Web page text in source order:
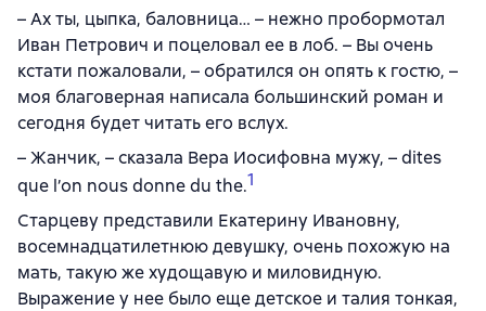
– Ах ты, цыпка, баловница… – нежно пробормотал
Иван Петрович и поцеловал ее в лоб. – Вы очень
кстати пожаловали, – обратился он опять к гостю, –
моя благоверная написала большинский роман и
сегодня будет читать его вслух.
– Жанчик, – сказала Вера Иосифовна мужу, – dites
que l’on nous donne du thе.1
Старцеву представили Екатерину Ивановну,
восемнадцатилетнюю девушку, очень похожую на
мать, такую же худощавую и миловидную.
Выражение у нее было еще детское и талия тонкая,